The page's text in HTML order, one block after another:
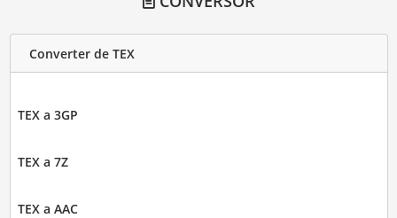
Converter de TEX
TEX a 3GP
TEX a 7Z
TEX a AAC